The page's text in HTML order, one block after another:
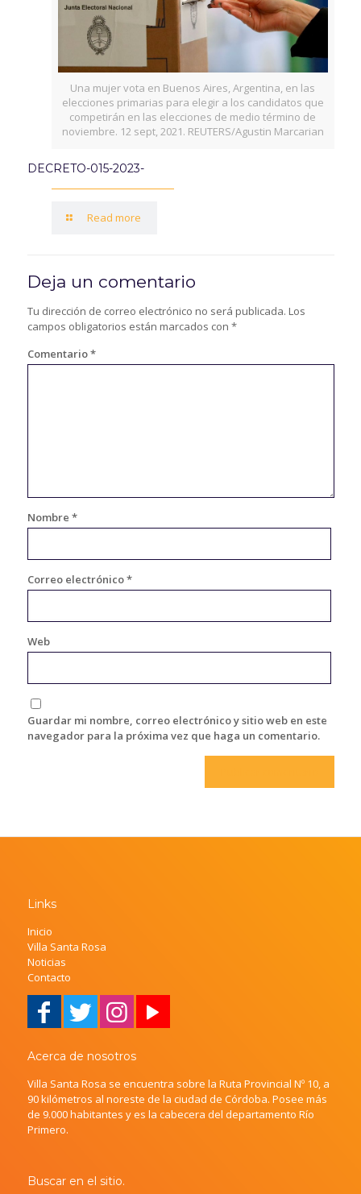
Una mujer vota en Buenos Aires, Argentina, en las
elecciones primarias para elegir a los candidatos que
competirán en las elecciones de medio término de
noviembre. 12 sept, 2021. REUTERS/Agustin Marcarian
DECRETO-015-2023-
Read more
Deja un comentario
Tu dirección de correo electrónico no será publicada. Los
campos obligatorios están marcados con *
Comentario*
Nombre *
Correo electrónico*
Web
Guardar mi nombre, correo electrónico y sitio web en este
navegador para la próxima vez que haga un comentario.
Links
Inicio
Villa Santa Rosa
Noticias
Contacto
Acerca de nosotros
Villa Santa Rosa se encuentra sobre la Ruta Provincial Nº 10, a
90 kilómetros al noreste de la ciudad de Córdoba. Posee más
de 9.000 habitantes y es la cabecera del departamento Río
Primero.
Buscar en el sitio.